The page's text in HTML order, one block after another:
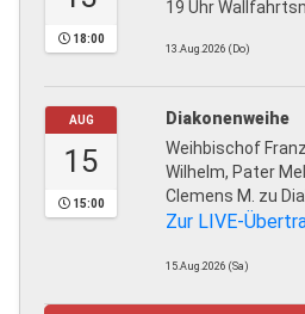
18:00
19 Uhr
13.Aug.2026 (Do)
AUG
15
15:00
Diakonenweihe
Weihbischof
Wilhelm, Pater
Clemens M. zu
Zur LIVE-
15.Aug.2026 (Sa)